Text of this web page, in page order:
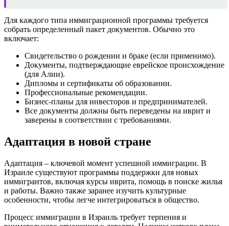
Для каждого типа иммиграционной программы требуется
собрать определенный пакет документов. Обычно это
включает:
Свидетельство о рождении и браке (если применимо).
Документы, подтверждающие еврейское происхождение
(для Алии).
Дипломы и сертификаты об образовании.
Профессиональные рекомендации.
Бизнес-планы для инвесторов и предпринимателей.
Все документы должны быть переведены на иврит и
заверены в соответствии с требованиями.
Адаптация в новой стране
Адаптация – ключевой момент успешной иммиграции. В
Израиле существуют программы поддержки для новых
иммигрантов, включая курсы иврита, помощь в поиске жилья
и работы. Важно также заранее изучить культурные
особенности, чтобы легче интегрироваться в общество.
Процесс иммиграции в Израиль требует терпения и